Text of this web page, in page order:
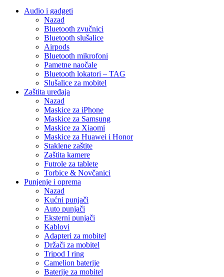
Audio i gadgeti
Nazad
Bluetooth zvučnici
Bluetooth slušalice
Airpods
Bluetooth mikrofoni
Pametne naočale
Bluetooth lokatori – TAG
Slušalice za mobitel
Zaštita uređaja
Nazad
Maskice za iPhone
Maskice za Samsung
Maskice za Xiaomi
Maskice za Huawei i Honor
Staklene zaštite
Zaštita kamere
Futrole za tablete
Torbice & Novčanici
Punjenje i oprema
Nazad
Kućni punjači
Auto punjači
Eksterni punjači
Kablovi
Adapteri za mobitel
Držači za mobitel
Tripod I ring
Camelion baterije
Baterije za mobitel